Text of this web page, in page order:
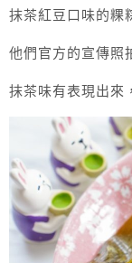
抹茶紅豆口味的粿
他們官方的宣傳照
抹茶味有表現出來